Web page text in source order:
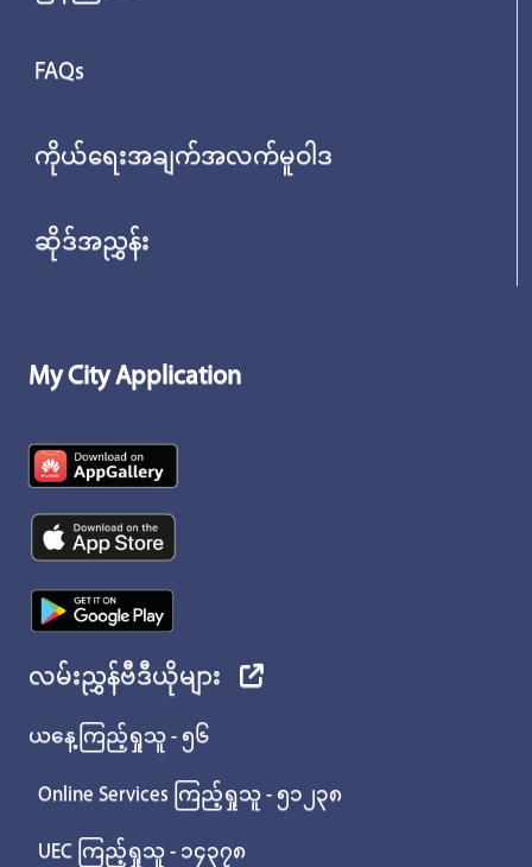
FAQs
ကိုယ်ရေးအချက်အလက်မူဝါဒ
ဆိုဒ်အညွှန်း
My City Application
လမ်းညွှန်ဗီဒီယိုများ
ယနေ့ကြည့်ရှုသူ - ၅၆
Online Services ကြည့်ရှုသူ - ၅၁၂၃၈
UEC ကြည့်ရှုသူ - ၁၄၃၇၈